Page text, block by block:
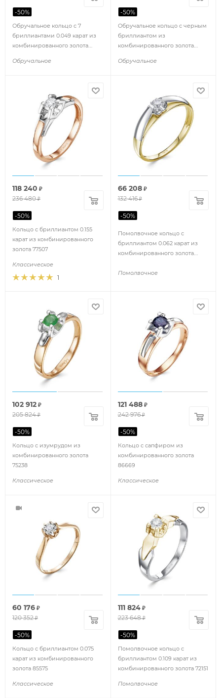
Обручальное кольцо с 7
бриллиантами 0.049 карат из
комбинированного золота
Обручальное
-50%
Обручальное кольцо с черным
бриллиантом из
комбинированного золота
Обручальное
-50%
1
Кольцо с бриллиантом 0.155
карат из комбинированного
золота 77507
Классическое
118 240 ₽
236 480₽
-50%
Помолвочное кольцо с
бриллиантом 0.062 карат из
комбинированного золота
Помолвочное
66 208₽
132 416₽
-50%
Кольцо с изумрудом из
комбинированного золота
75238
Классическое
102 912 ₽
205 824₽
-50%
Кольцо с сапфиром из
комбинированного золота
86669
Классическое
121 488₽
242 976₽
-50%
Кольцо с бриллиантом 0.075
карат из комбинированного
золота 85575
Классическое
60 176 ₽
120 352₽
-50%
Помолвочное кольцо с
бриллиантом 0.109 карат из
комбинированного золота 72151
Помолвочное
111 824₽
223 648₽
-50%